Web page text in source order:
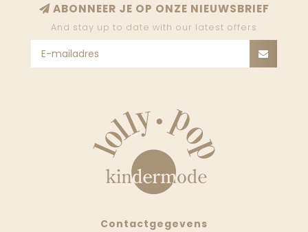
ABONNEER JE OP ONZE NIEUWSBRIEF
And stay up to date with our latest offers
Contactgegevens